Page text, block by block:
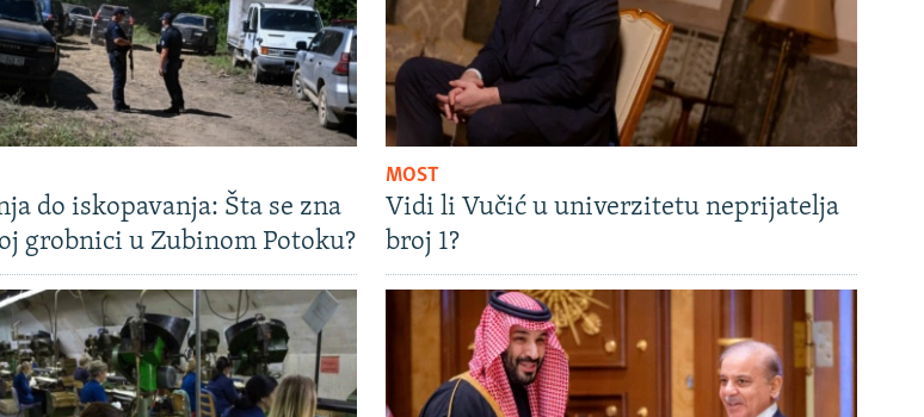
do iskopavanja: Šta se zna
grobnici u Zubinom Potoku?
MOST
Vidi li Vučić u univerzitetu neprijatelja
broj 1?